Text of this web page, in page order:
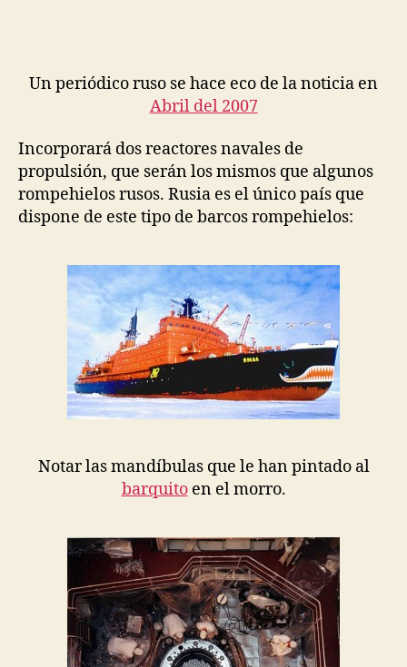
Un periódico ruso se hace eco de la noticia en
Abril del 2007
Incorporará dos reactores navales de
propulsión, que serán los mismos que algunos
rompehielos rusos. Rusia es el único país que
dispone de este tipo de barcos rompehielos:
Notar las mandíbulas que le han pintado al
barquitoen el morro.